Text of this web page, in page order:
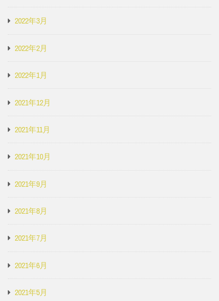
2022年3月
2022年2月
2022年1月
2021年12月
2021年11月
2021年10月
2021年9月
2021年8月
2021年7月
2021年6月
2021年5月